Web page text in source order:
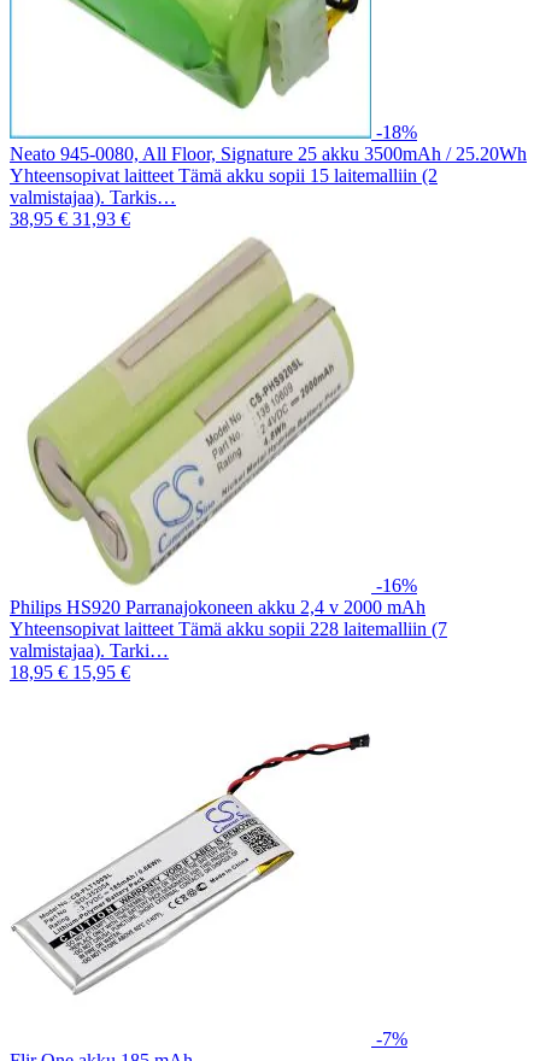
-18%
Neato 945-0080, All Floor, Signature 25 akku 3500mAh / 25.20Wh
Yhteensopivat laitteet Tämä akku sopii 15 laitemalliin (2
valmistajaa). Tarkis…
38,95 € 31,93 €
-16%
Philips HS920 Parranajokoneen akku 2,4 v 2000 mAh
Yhteensopivat laitteet Tämä akku sopii 228 laitemalliin (7
valmistajaa). Tarki…
18,95 € 15,95 €
-7%